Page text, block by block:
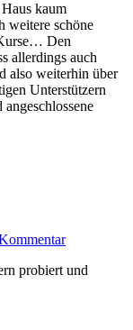
kaum
weitere schöne
Den
allerdings auch
also weiterhin über
Unterstützern
probiert und